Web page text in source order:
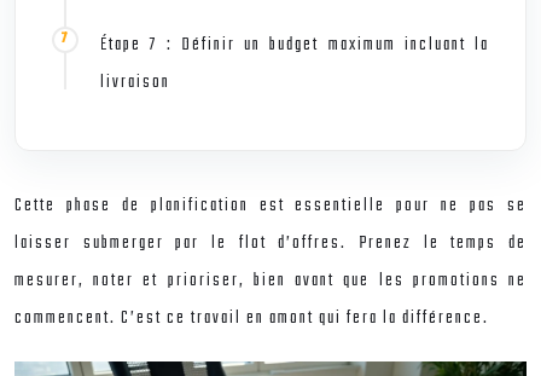
Étape 7 : Définir un budget maximum incluant la
livraison
Cette phase de planification est essentielle pour ne pas se
laisser submerger par le flot d’offres. Prenez le temps de
mesurer, noter et prioriser, bien avant que les promotions ne
commencent. C’est ce travail en amont qui fera la différence.